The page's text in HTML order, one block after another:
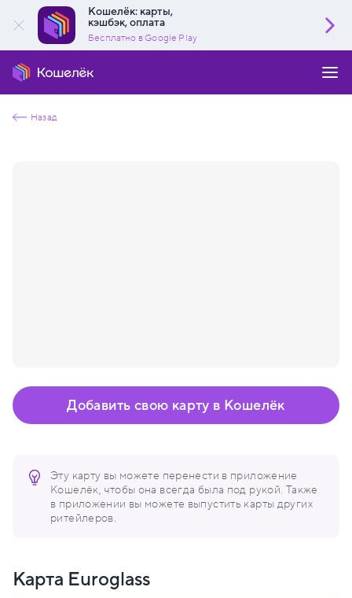
Кошелёк: карты,
кэшбэк, оплата
Бесплатно в Google Play
Назад
Эту карту вы можете перенести в приложение
Кошелёк, чтобы она всегда была под рукой. Также
в приложении вы можете выпустить карты других
ритейлеров.
Добавить свою карту в Кошелёк
Карта Euroglass